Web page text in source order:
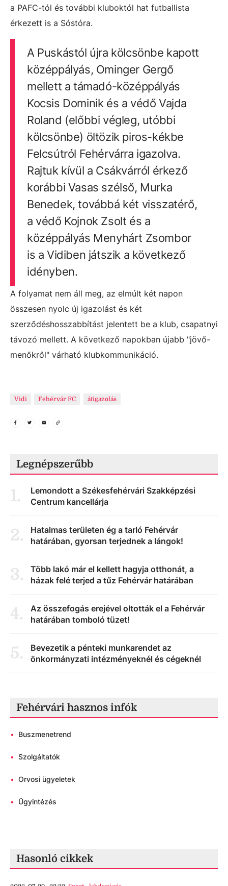
a PAFC-tól és további kluboktól hat futballista
érkezett is a Sóstóra.
A Puskástól újra kölcsönbe kapott
középpályás, Ominger Gergő
mellett a támadó-középpályás
Kocsis Dominik és a védő Vajda
Roland (előbbi végleg, utóbbi
kölcsönbe) öltözik piros-kékbe
Felcsútról Fehérvárra igazolva.
Rajtuk kívül a Csákvárról érkező
korábbi Vasas szélső, Murka
Benedek, továbbá két visszatérő,
a védő Kojnok Zsolt és a
középpályás Menyhárt Zsombor
is a Vidiben játszik a következő
idényben.
A folyamat nem áll meg, az elmúlt két napon
összesen nyolc új igazolást és két
szerződéshosszabbítást jelentett be a klub, csapatnyi
távozó mellett. A következő napokban újabb "jövő-
menőkről" várható klubkommunikáció.
Vidi Fehérvár FC átigazolás
Legnépszerűbb
1.
Lemondott a Székesfehérvári Szakképzési
Centrum kancellárja
2.
Hatalmas területen ég a tarló Fehérvár
határában, gyorsan terjednek a lángok!
3.
Több lakó már el kellett hagyja otthonát, a
házak felé terjed a tűz Fehérvár határában
4.
Az összefogás erejével oltották el a Fehérvár
határában tomboló tüzet!
5.
Bevezetik a pénteki munkarendet az
önkormányzati intézményeknél és cégeknél
Fehérvári hasznos infók
• Buszmenetrend
• Szolgáltatók
• Orvosi ügyeletek
• Ügyintézés
Hasonló cikkek